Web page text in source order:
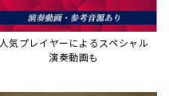
人気プレイヤーによるスペシャル
演奏動画も